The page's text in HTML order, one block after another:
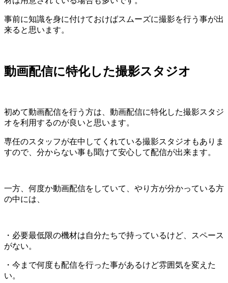
事前に知識を身に付けておけばスムーズに撮影を行う事が出
来ると思います。
動画配信に特化した撮影スタジオ
初めて動画配信を行う方は、動画配信に特化した撮影スタジ
オを利用するのが良いと思います。
専任のスタッフが在中してくれている撮影スタジオもありま
すので、分からない事も聞けて安心して配信が出来ます。
一方、何度か動画配信をしていて、やり方が分かっている方
の中には、
・必要最低限の機材は自分たちで持っているけど、スペース
がない。
・今まで何度も配信を行った事があるけど雰囲気を変えた
い。